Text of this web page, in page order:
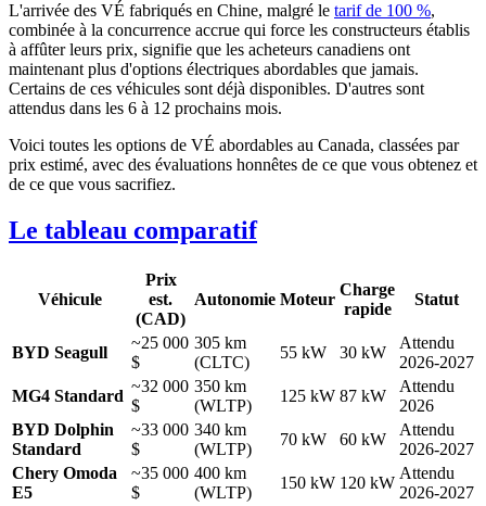
L'arrivée des VÉ fabriqués en Chine, malgré le tarif de 100 %,
combinée à la concurrence accrue qui force les constructeurs établis
à affûter leurs prix, signifie que les acheteurs canadiens ont
maintenant plus d'options électriques abordables que jamais.
Certains de ces véhicules sont déjà disponibles. D'autres sont
attendus dans les 6 à 12 prochains mois.
Voici toutes les options de VÉ abordables au Canada, classées par
prix estimé, avec des évaluations honnêtes de ce que vous obtenez et
de ce que vous sacrifiez.
Le tableau comparatif
Véhicule
Prix
est.
(CAD)
Autonomie Moteur
Charge
rapide
Statut
BYD Seagull
~25 000
$
305 km
(CLTC)
55 kW 30 kW
Attendu
2026-2027
MG4 Standard
~32 000
$
350 km
(WLTP)
125 kW 87 kW
Attendu
2026
BYD Dolphin
Standard
~33 000
$
340 km
(WLTP)
70 kW 60 kW
Attendu
2026-2027
Chery Omoda
E5
~35 000
$
400 km
(WLTP)
150 kW 120 kW
Attendu
2026-2027